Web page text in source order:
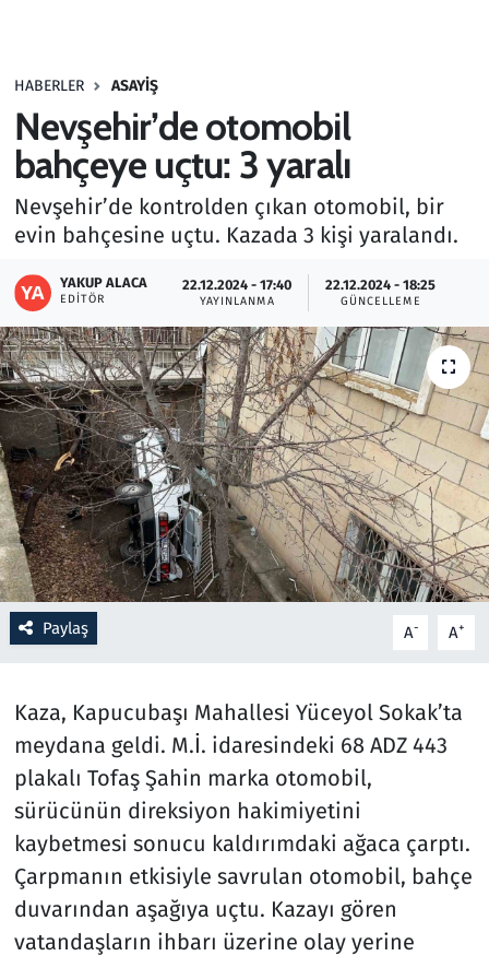
HABERLER ASAYIŞ
Nevşehir’de otomobil
bahçeye uçtu: 3 yaralı
Nevşehir’de kontrolden çıkan otomobil, bir
evin bahçesine uçtu. Kazada 3 kişi yaralandı.
YAKUP ALACA
EDITÖR
22.12.2024 - 17:40
YAYINLANMA
22.12.2024 - 18:25
GÜNCELLEME
Paylaş A- A+
Kaza, Kapucubaşı Mahallesi Yüceyol Sokak’ta
meydana geldi. M.İ. idaresindeki 68 ADZ 443
plakalı Tofaş Şahin marka otomobil,
sürücünün direksiyon hakimiyetini
kaybetmesi sonucu kaldırımdaki ağaca çarptı.
Çarpmanın etkisiyle savrulan otomobil, bahçe
duvarından aşağıya uçtu. Kazayı gören
vatandaşların ihbarı üzerine olay yerine
Haber
Kültür Sanat
Kurumsal Haberler
Otomobil
Oyun
Ramazan
Resmi İlanlar
Rüya Tabirleri
Sağlık
Savunma Sanayi
Seçim 2023
Spor
Teknoloji ve Bilim
Televizyon